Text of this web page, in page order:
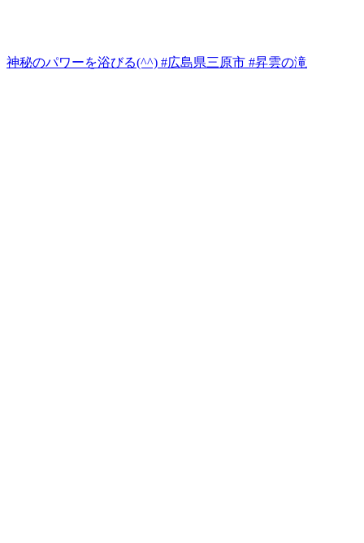
神秘のパワーを浴びる(^^) #広島県三原市 #昇雲の滝